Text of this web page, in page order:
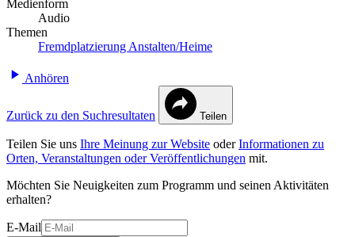
Medienform
Audio
Themen
Fremdplatzierung Anstalten/Heime
Anhören
Zurück zu den Suchresultaten Teilen
Teilen Sie uns Ihre Meinung zur Website oderInformationen zu
Orten, Veranstaltungen oder Veröffentlichungen mit.
Möchten Sie Neuigkeiten zum Programm und seinen Aktivitäten
erhalten?
E-Mail